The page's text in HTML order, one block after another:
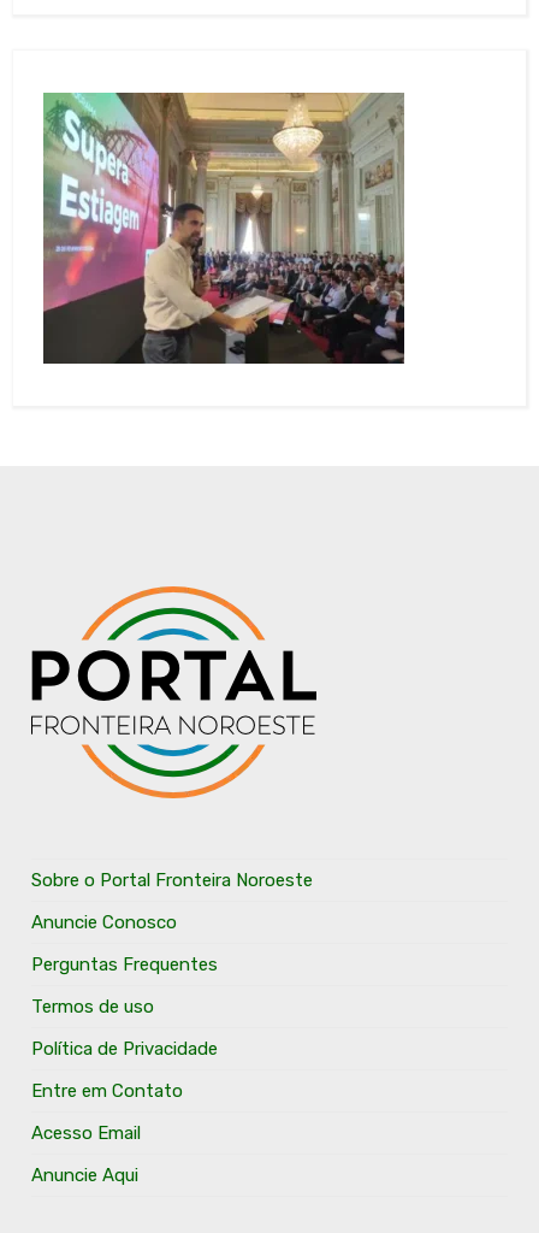
Sobre o Portal Fronteira Noroeste
Anuncie Conosco
Perguntas Frequentes
Termos de uso
Política de Privacidade
Entre em Contato
Acesso Email
Anuncie Aqui